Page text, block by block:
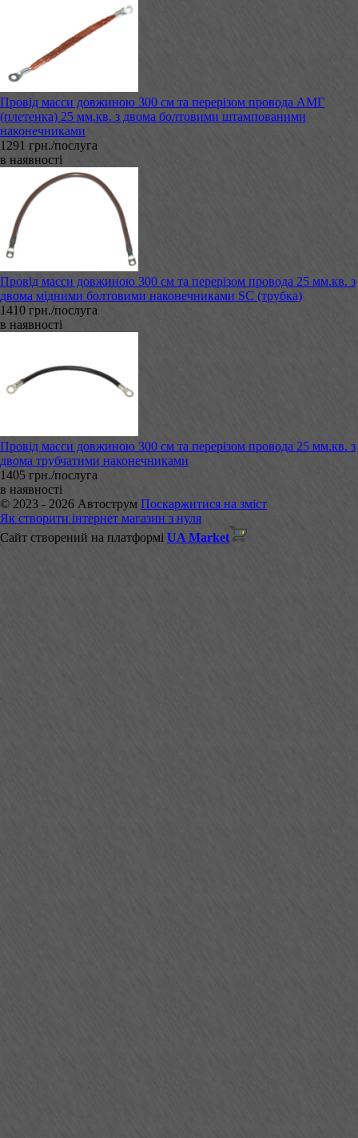
Провід масси довжиною 300 см та перерізом провода АМГ
(плетенка) 25 мм.кв. з двома болтовими штампованими
наконечниками
1291 грн./послуга
в наявності
Провід масси довжиною 300 см та перерізом провода 25 мм.кв. з
двома мідними болтовими наконечниками SC (трубка)
1410 грн./послуга
в наявності
Провід масси довжиною 300 см та перерізом провода 25 мм.кв. з
двома трубчатими наконечниками
1405 грн./послуга
в наявності
© 2023 - 2026 Автострум Поскаржитися на зміст
Як створити інтернет магазин з нуля
Сайт створений на платформі UA Market